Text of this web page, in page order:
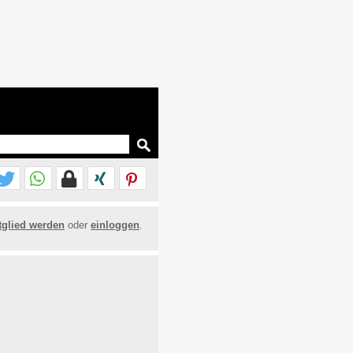
werden oder einloggen.